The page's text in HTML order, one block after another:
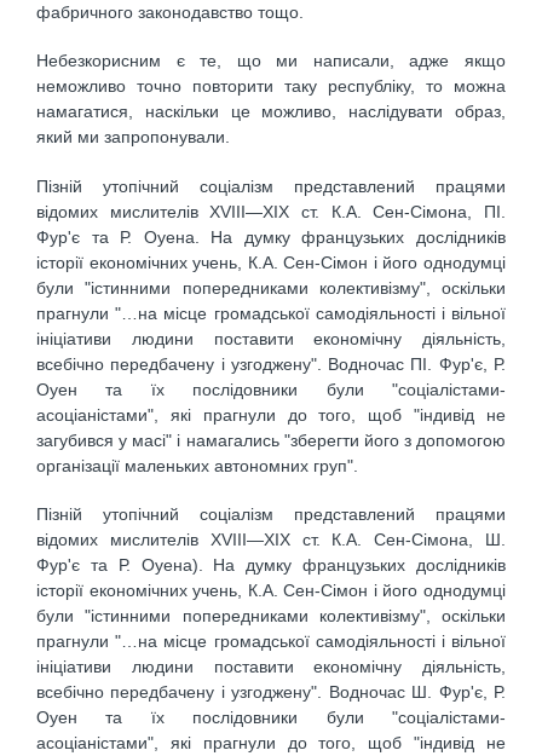
фабричного законодавство тощо.
Небезкорисним є те, що ми написали, адже якщо
неможливо точно повторити таку республіку, то можна
намагатися, наскільки це можливо, наслідувати образ,
який ми запропонували.
Пізній утопічний соціалізм представлений працями
відомих мислителів XVIII—XIX ст. К.А. Сен-Сімона, ПІ.
Фур'є та Р. Оуена. На думку французьких дослідників
історії економічних учень, К.А. Сен-Сімон і його однодумці
були "істинними попередниками колективізму", оскільки
прагнули "…на місце громадської самодіяльності і вільної
ініціативи людини поставити економічну діяльність,
всебічно передбачену і узгоджену". Водночас ПІ. Фур'є, Р.
Оуен та їх послідовники були "соціалістами-
асоціаністами", які прагнули до того, щоб "індивід не
загубився у масі" і намагались "зберегти його з допомогою
організації маленьких автономних груп".
Пізній утопічний соціалізм представлений працями
відомих мислителів XVIII—XIX ст. К.А. Сен-Сімона, Ш.
Фур'є та Р. Оуена). На думку французьких дослідників
історії економічних учень, К.А. Сен-Сімон і його однодумці
були "істинними попередниками колективізму", оскільки
прагнули "…на місце громадської самодіяльності і вільної
ініціативи людини поставити економічну діяльність,
всебічно передбачену і узгоджену". Водночас Ш. Фур'є, Р.
Оуен та їх послідовники були "соціалістами-
асоціаністами", які прагнули до того, щоб "індивід не